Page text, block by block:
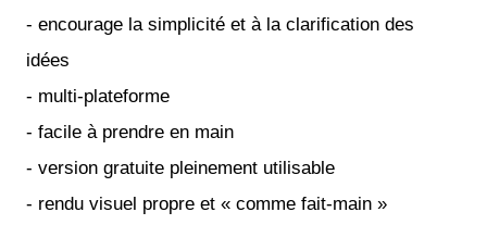
- encourage la simplicité et à la clarification des
idées
- multi-plateforme
- facile à prendre en main
- version gratuite pleinement utilisable
- rendu visuel propre et « comme fait-main »